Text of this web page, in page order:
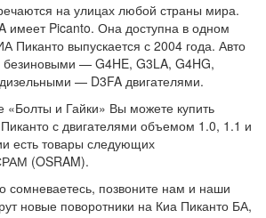
на улицах любой страны мира.
имеет Picanto. Она доступна в одном
Пиканто выпускается с 2004 года. Авто
безиновыми — G4HE, G3LA, G4HG,
— D3FA двигателями.
«Болты и Гайки» Вы можете купить
с двигателями объемом 1.0, 1.1 и
есть товары следующих
(OSRAM).
сомневаетесь, позвоните нам и наши
новые поворотники на Киа Пиканто БА,